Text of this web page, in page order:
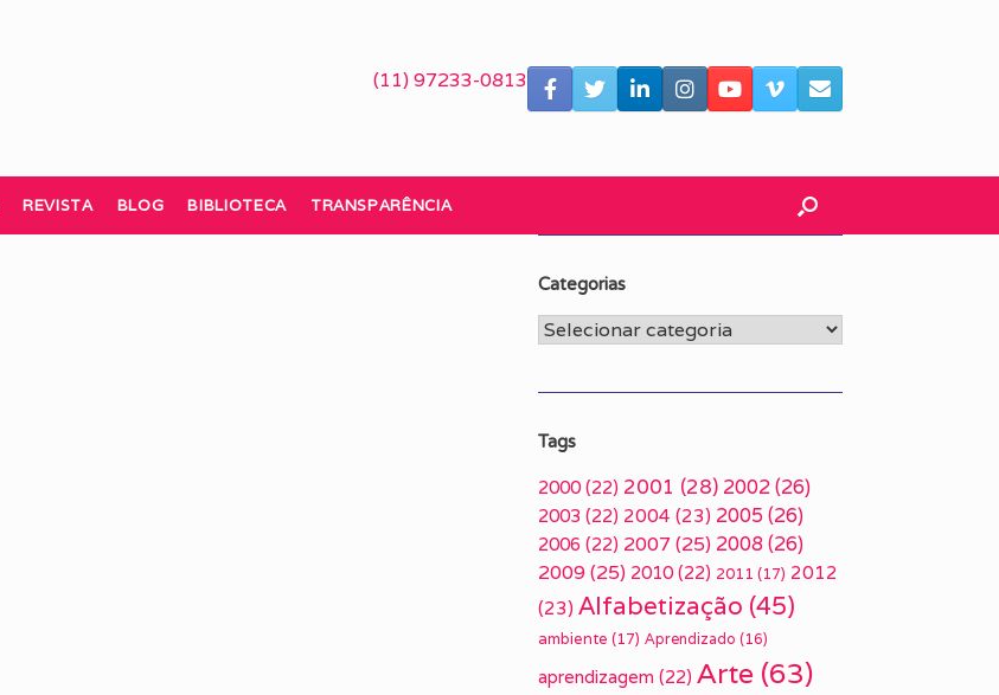
(11) 97233-0813
REVISTA BLOG BIBLIOTECA TRANSPARÊNCIA
Categorias
Categorias
Tags
2000 (22) 2001 (28) 2002(26)
2003 (22) 2004 (23) 2005 (26)
2006 (22) 2007 (25) 2008(26)
2009(25) 2010 (22) 2011 (17) 2012
(23) Alfabetização (45)
ambiente (17) Aprendizado (16)
aprendizagem (22) Arte (63)